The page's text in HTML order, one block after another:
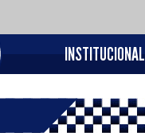
INSTITUCIONAL